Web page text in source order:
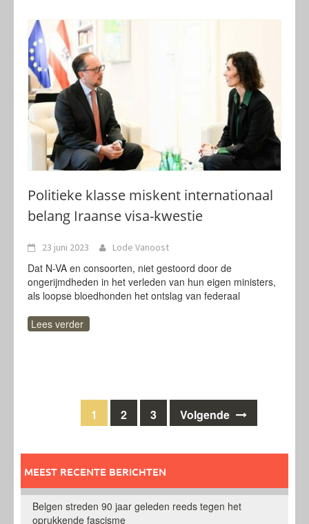
Politieke klasse miskent internationaal
belang Iraanse visa-kwestie
23 juni 2023 Lode Vanoost
Dat N-VA en consoorten, niet gestoord door de
ongerijmdheden in het verleden van hun eigen ministers,
als loopse bloedhonden het ontslag van federaal
Lees verder
Berichten
1 2 3 Volgende
MEEST RECENTE BERICHTEN
Belgen streden 90 jaar geleden reeds tegen het
oprukkende fascisme